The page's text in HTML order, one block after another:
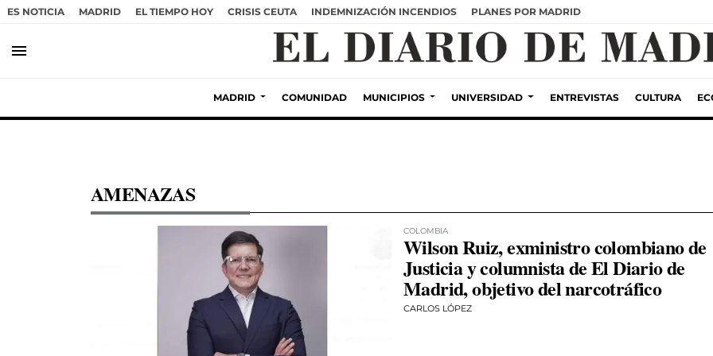
ES NOTICIA MADRID EL TIEMPO HOY CRISIS CEUTA INDEMNIZACIÓN INCENDIOS PLANES POR MADRID
menu
MADRID COMUNIDAD MUNICIPIOS UNIVERSIDAD ENTREVISTAS CULTURA
AMENAZAS
COLOMBIA
Wilson Ruiz, exministro colombiano de
Justicia y columnista de El Diario de
Madrid, objetivo del narcotráfico
CARLOS LÓPEZ